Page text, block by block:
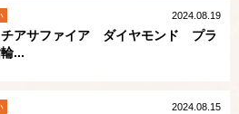
2024.08.19
チアサファイア ダイヤモンド プラ
...
2024.08.15